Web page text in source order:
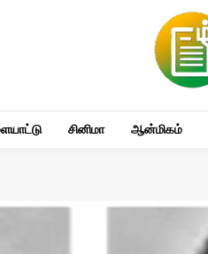
சினிமா ஆன்மிகம்